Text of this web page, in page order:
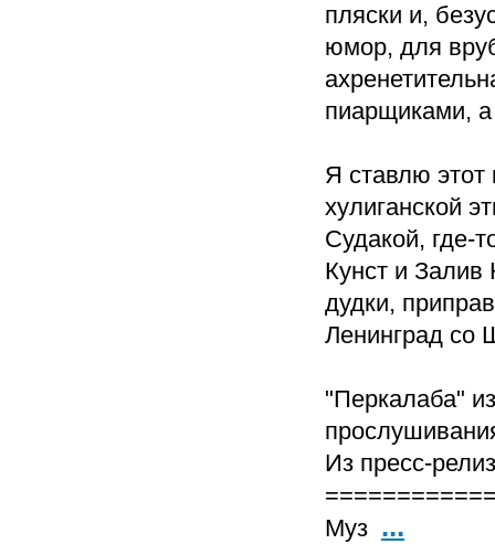
пляски и,
юмор, для
пиарщиками, а
Я ставлю этот
хулиганской
Судакой, где-
Кунст и Залив
дудки,
Ленинград со
"Перкалаба"
Из пресс-
Муз ...